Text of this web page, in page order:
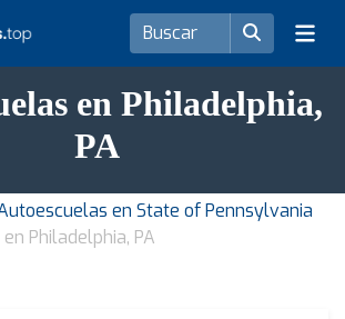
en Philadelphia,
PA
en State of Pennsylvania
Philadelphia, PA